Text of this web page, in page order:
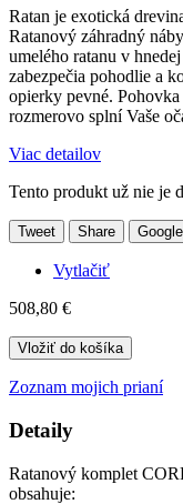
Ratan je exotická
Ratanový záhradný
umelého ratanu v
zabezpečia pohodlie a
opierky pevné.
rozmerovo splní Vaše
Viac detailov
Tento produkt už nie je
Tweet Share
Vytlačiť
508,80 €
Vložiť do košíka
Zoznam mojich prianí
Detaily
Ratanový komplet
obsahuje: